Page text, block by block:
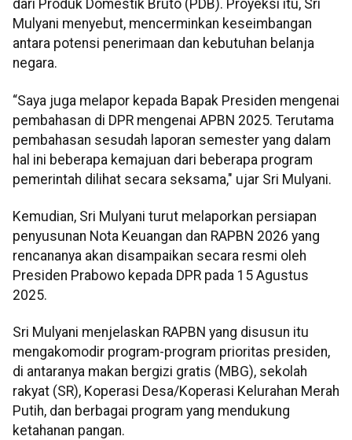
dari Produk Domestik Bruto (PDB). Proyeksi itu, Sri
Mulyani menyebut, mencerminkan keseimbangan
antara potensi penerimaan dan kebutuhan belanja
negara.
“Saya juga melapor kepada Bapak Presiden mengenai
pembahasan di DPR mengenai APBN 2025. Terutama
pembahasan sesudah laporan semester yang dalam
hal ini beberapa kemajuan dari beberapa program
pemerintah dilihat secara seksama," ujar Sri Mulyani.
Kemudian, Sri Mulyani turut melaporkan persiapan
penyusunan Nota Keuangan dan RAPBN 2026 yang
rencananya akan disampaikan secara resmi oleh
Presiden Prabowo kepada DPR pada 15 Agustus
2025.
Sri Mulyani menjelaskan RAPBN yang disusun itu
mengakomodir program-program prioritas presiden,
di antaranya makan bergizi gratis (MBG), sekolah
rakyat (SR), Koperasi Desa/Koperasi Kelurahan Merah
Putih, dan berbagai program yang mendukung
ketahanan pangan.